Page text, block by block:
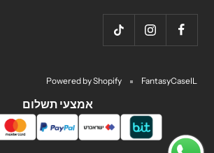
FantasyCaseIL
Powered by Shopify
אמצעי תשלום